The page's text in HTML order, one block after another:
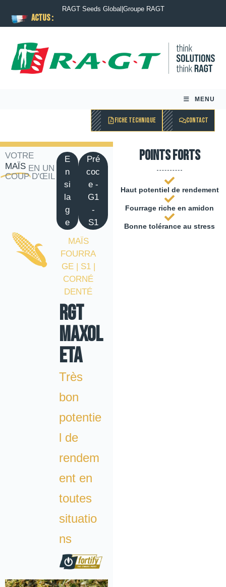
ACTUS :
RAGT Seeds Global Groupe RAGT
MENU
FICHE TECHNIQUE CONTACT
VOTRE
MAÏS EN UN
COUP D'ŒIL
E
n
si
la
g
e
Pré
coc
e -
G1
-
S1
MAÏS
FOURRA
GE | S1 |
CORNÉ
DENTÉ
RGT
MAXOL
ETA
Très
bon
potentie
l de
rendem
ent en
toutes
situatio
ns
Points forts
Haut potentiel de rendement
Fourrage riche en amidon
Bonne tolérance au stress